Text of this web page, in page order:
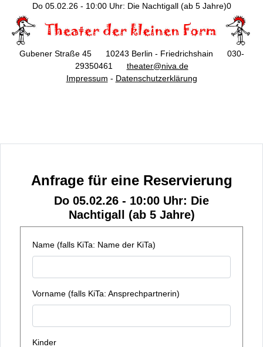
Do 05.02.26 - 10:00 Uhr: Die Nachtigall (ab 5 Jahre)0
Gubener Straße 45 10243 Berlin - Friedrichshain 030-
29350461 theater@niva.de
Impressum - Datenschutzerklärung
Anfrage für eine Reservierung
Do 05.02.26 - 10:00 Uhr: Die
Nachtigall (ab 5 Jahre)
Name (falls KiTa: Name der KiTa)
Vorname (falls KiTa: Ansprechpartnerin)
Kinder